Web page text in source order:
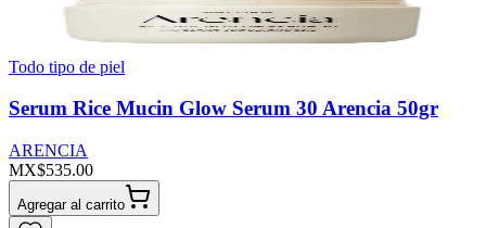
Todo tipo de piel
Serum Rice Mucin Glow Serum 30 Arencia 50gr
ARENCIA
MX$535.00
Agregar al carrito